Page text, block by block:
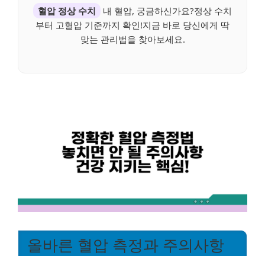
혈압 정상 수치
내 혈압, 궁금하신가요?정상 수치
부터 고혈압 기준까지 확인!지금 바로 당신에게 딱
맞는 관리법을 찾아보세요.
올바른 혈압 측정과 주의사항